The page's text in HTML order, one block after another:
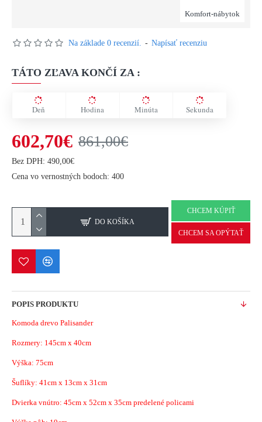
Komfort-nábytok
Na základe 0 recenzií. - Napísať recenziu
TÁTO ZĽAVA KONČÍ ZA :
Deň Hodina Minúta Sekunda
602,70€ 861,00€
Bez DPH: 490,00€
Cena vo vernostných bodoch: 400
DO KOŠÍKA
CHCEM KÚPIŤ
CHCEM SA OPÝTAŤ
POPIS PRODUKTU
Komoda drevo Palisander
Rozmery: 145cm x 40cm
Výška: 75cm
Šuflíky: 41cm x 13cm x 31cm
Dvierka vnútro: 45cm x 52cm x 35cm predelené policami